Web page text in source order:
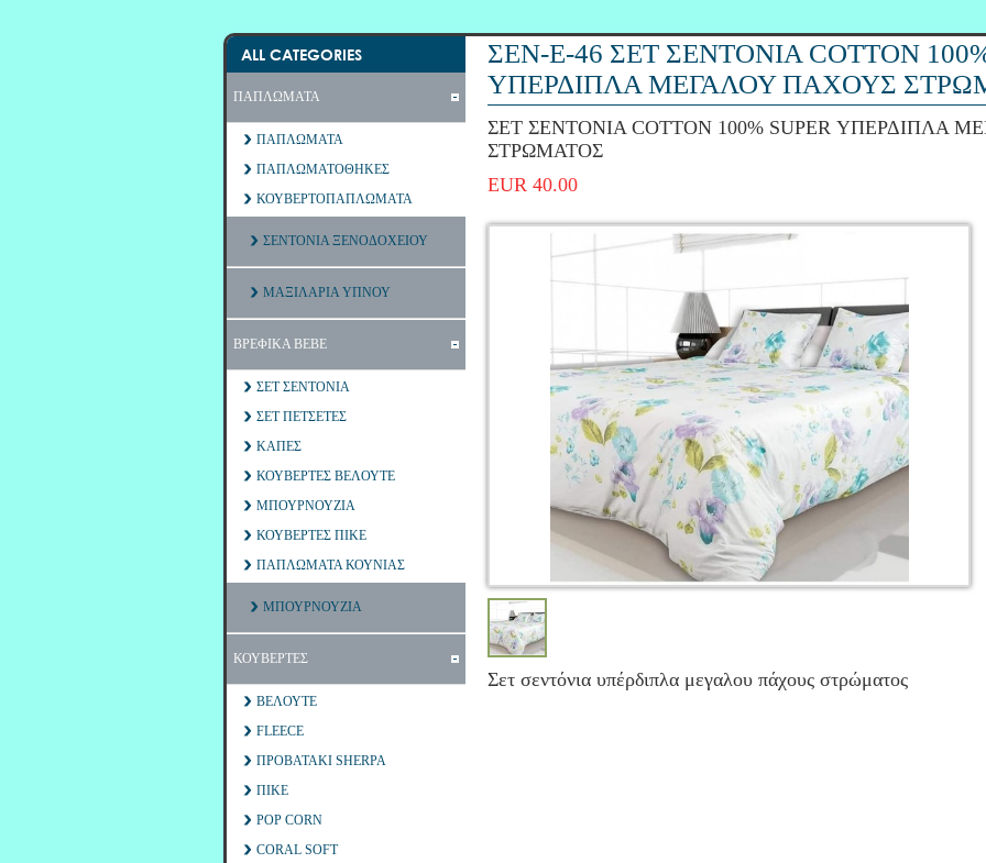
ALL CATEGORIES
ΠΑΠΛΩΜΑΤΑ
ΠΑΠΛΩΜΑΤΑ
ΠΑΠΛΩΜΑΤΟΘΗΚΕΣ
ΚΟΥΒΕΡΤΟΠΑΠΛΩΜΑΤΑ
ΣΕΝΤΟΝΙΑ ΞΕΝΟΔΟΧΕΙΟΥ
ΜΑΞΙΛΑΡΙΑ ΥΠΝΟΥ
ΒΡΕΦΙΚΑ ΒΕΒΕ
ΣΕΤ ΣΕΝΤΟΝΙΑ
ΣΕΤ ΠΕΤΣΕΤΕΣ
ΚΑΠΕΣ
ΚΟΥΒΕΡΤΕΣ ΒΕΛΟΥΤΕ
ΜΠΟΥΡΝΟΥΖΙΑ
ΚΟΥΒΕΡΤΕΣ ΠΙΚΕ
ΠΑΠΛΩΜΑΤΑ ΚΟΥΝΙΑΣ
ΜΠΟΥΡΝΟΥΖΙΑ
ΚΟΥΒΕΡΤΕΣ
ΒΕΛΟΥΤΕ
FLEECE
ΠΡΟΒΑΤΑΚΙ SHERPA
ΠΙΚΕ
POP CORN
CORAL SOFT
ΣΕΝ-Ε-46 ΣΕΤ ΣΕΝΤΟΝΙΑ COTTON
ΥΠΕΡΔΙΠΛΑ ΜΕΓΑΛΟΥ ΠΑΧΟΥΣ
ΣΕΤ ΣΕΝΤΟΝΙΑ COTTON 100% SUPER ΥΠΕΡΔΙΠΛΑ
ΣΤΡΩΜΑΤΟΣ
EUR 40.00
Σετ σεντόνια υπέρδιπλα μεγαλου πάχους στρώματος